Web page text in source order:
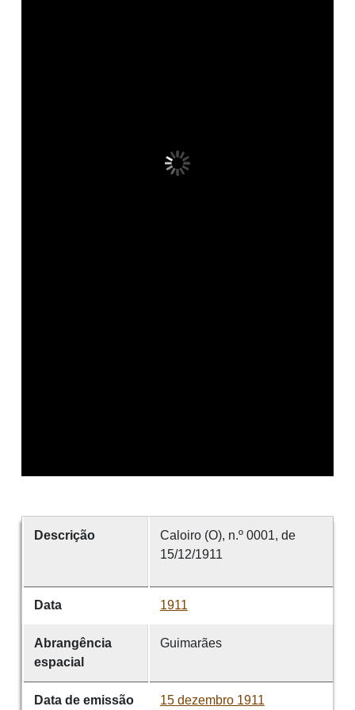
Descrição
Caloiro (O), n.º 0001, de
15/12/1911
Data 1911
Abrangência
espacial
Guimarães
Data de emissão 15 dezembro 1911